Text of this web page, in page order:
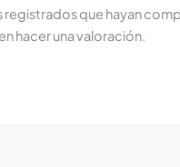
registrados que hayan
hacer una valoración.